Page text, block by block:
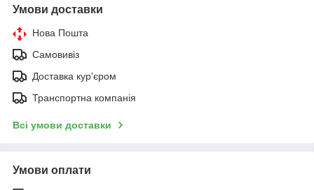
Умови доставки
Нова Пошта
Самовивіз
Доставка кур'єром
Транспортна компанія
Всі умови доставки
Умови оплати